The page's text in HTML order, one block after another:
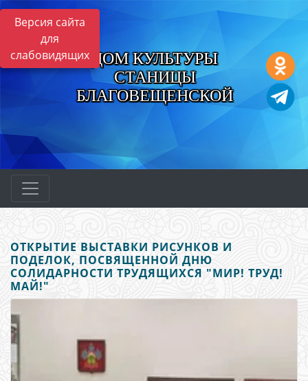
Версия сайта
для
слабовидящих
ДОМ КУЛЬТУРЫ
СТАНИЦЫ
БЛАГОВЕЩЕНСКОЙ
ОТКРЫТИЕ ВЫСТАВКИ РИСУНКОВ И
ПОДЕЛОК, ПОСВЯЩЕННОЙ ДНЮ
СОЛИДАРНОСТИ ТРУДЯЩИХСЯ "МИР! ТРУД!
МАЙ!"